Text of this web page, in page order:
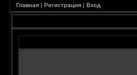
Главная | Регистрация | Вход